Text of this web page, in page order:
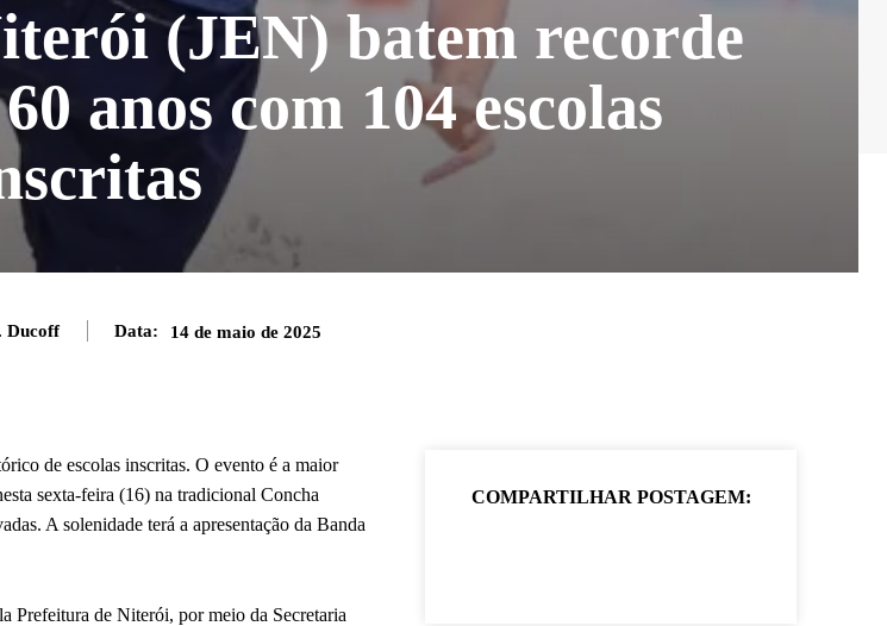
(JEN) batem recorde
anos com 104 escolas
Ducoff Data: 14 de maio de 2025
de escolas inscritas. O evento é a maior
sexta-feira (16) na tradicional Concha
A solenidade terá a apresentação da Banda
Prefeitura de Niterói, por meio da Secretaria
COMPARTILHAR POSTAGEM: